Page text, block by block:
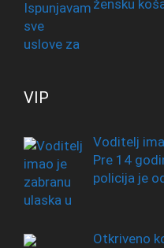
žensku
VIP
Voditelj
Pre 14
policija je
Otkriveno